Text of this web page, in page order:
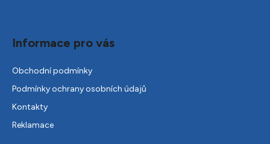
Informace pro vás
Obchodní podmínky
Podmínky ochrany osobních údajů
Kontakty
Reklamace